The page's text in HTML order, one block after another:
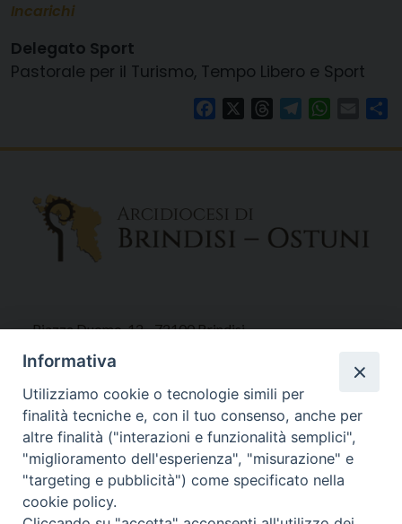
Incarichi
Delegato Sport
Pastorale per il Turismo, Tempo Libero e Sport
FacebookThreadsTelegram Email
Piazza Duomo, 12 - 72100 Brindisi
Tel 0831.521958
Fax 0831.528315
Orari Curia
Mar. / Mer. / Giov. ore 9 - 13
nei mesi estivi solo Martedì ore 9 - 13
Informativa
Utilizziamo cookie o tecnologie simili per
finalità tecniche e, con il tuo consenso, anche per
altre finalità ("interazioni e funzionalità semplici",
"miglioramento dell'esperienza", "misurazione" e
"targeting e pubblicità") come specificato nella
cookie policy.